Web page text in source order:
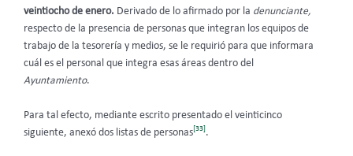
veintiocho de enero. Derivado de lo afirmado por la denunciante,
respecto de la presencia de personas que integran los equipos de
trabajo de la tesorería y medios, se le requirió para que informara
cuál es el personal que integra esas áreas dentro del
Ayuntamiento.
Para tal efecto, mediante escrito presentado el veinticinco
siguiente, anexó dos listas de personas [33] .